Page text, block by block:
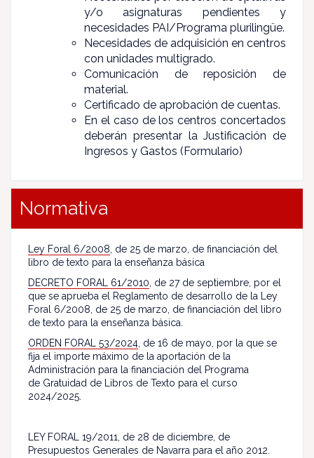
y/o asignaturas pendientes y
necesidades PAI/Programa plurilingüe.
Necesidades de adquisición en centros
con unidades multigrado.
Comunicación de reposición de
material.
Certificado de aprobación de cuentas.
En el caso de los centros concertados
deberán presentar la Justificación de
Ingresos y Gastos (Formulario)
Normativa
Ley Foral 6/2008 , de 25 de marzo, de financiación del
libro de texto para la enseñanza básica
DECRETO FORAL 61/2010 , de 27 de septiembre, por el
que se aprueba el Reglamento de desarrollo de la Ley
Foral 6/2008, de 25 de marzo, de financiación del libro
de texto para la enseñanza básica.
ORDEN FORAL 53/2024 , de 16 de mayo, por la que se
fija el importe máximo de la aportación de la
Administración para la financiación del Programa
de Gratuidad de Libros de Texto para el curso
2024/2025.
LEY FORAL 19/2011, de 28 de diciembre, de
Presupuestos Generales de Navarra para el año 2012.